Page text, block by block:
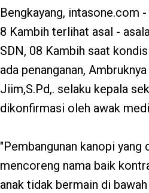
Bengkayang, intasone.com
8 Kambih terlihat asal -
SDN, 08 Kambih saat
ada penanganan,
Jiim,S.Pd,. selaku kepala
dikonfirmasi oleh awak
"Pembangunan kanopi
mencoreng nama baik
anak tidak bermain di